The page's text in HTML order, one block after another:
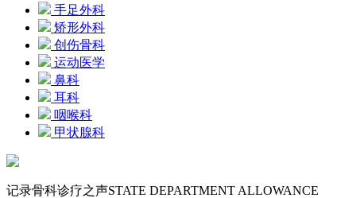
手足外科
矫形外科
创伤骨科
运动医学
鼻科
耳科
咽喉科
甲状腺科
记录骨科诊疗之声STATE DEPARTMENT ALLOWANCE